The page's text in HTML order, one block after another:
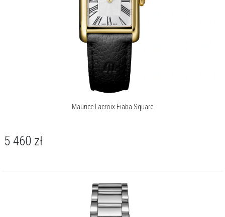
Maurice Lacroix Fiaba Square
5 460 zł